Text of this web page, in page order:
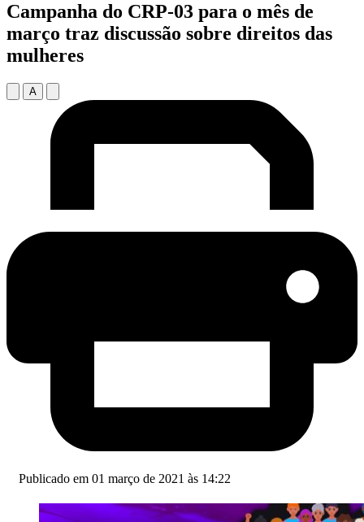
Campanha do CRP-03 para o mês de
março traz discussão sobre direitos das
mulheres
A
Publicado em 01 março de 2021 às 14:22